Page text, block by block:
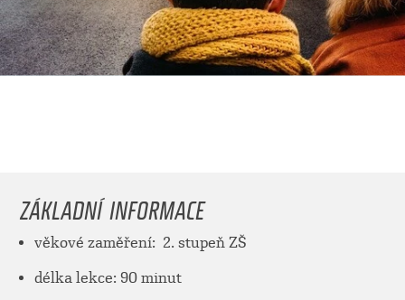
ZÁKLADNÍ INFORMACE
věkové zaměření: 2. stupeň ZŠ
délka lekce: 90 minut